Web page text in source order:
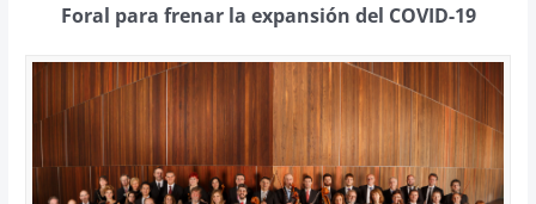
Foral para frenar la expansión del COVID-19